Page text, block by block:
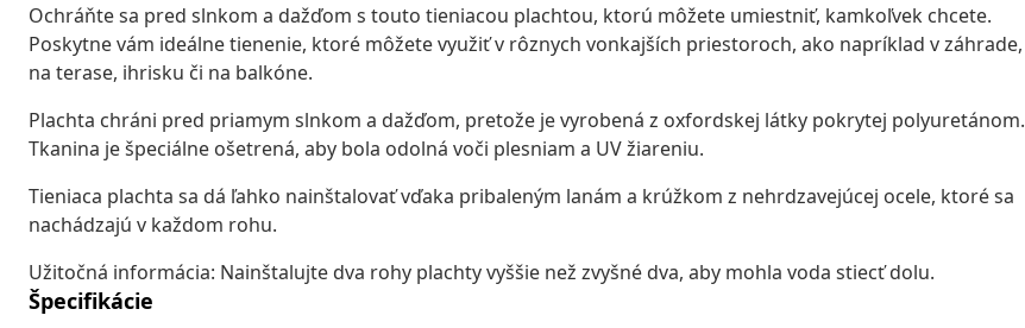
Ochráňte sa pred slnkom a dažďom s touto tieniacou plachtou, ktorú môžete umiestniť, kamkoľvek chcete.
Poskytne vám ideálne tienenie, ktoré môžete využiť v rôznych vonkajších priestoroch, ako napríklad v záhrade,
na terase, ihrisku či na balkóne.
Plachta chráni pred priamym slnkom a dažďom, pretože je vyrobená z oxfordskej látky pokrytej polyuretánom.
Tkanina je špeciálne ošetrená, aby bola odolná voči plesniam a UV žiareniu.
Tieniaca plachta sa dá ľahko nainštalovať vďaka pribaleným lanám a krúžkom z nehrdzavejúcej ocele, ktoré sa
nachádzajú v každom rohu.
Užitočná informácia: Nainštalujte dva rohy plachty vyššie než zvyšné dva, aby mohla voda stiecť dolu.
Špecifikácie